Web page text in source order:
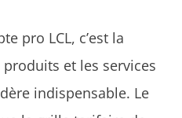
pro LCL, c’est la
et les services
indispensable. Le